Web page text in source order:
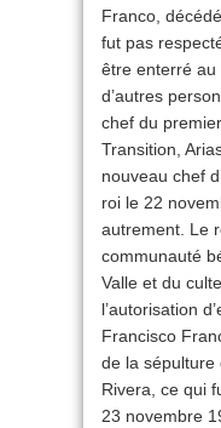
Franco,
fut pas
être enterré au
d’autres
chef du
Transition,
nouveau chef
roi le 22
autrement. Le
communauté
Valle et du
l’autorisation
Francisco
de la sépulture
Rivera, ce qui
23 novembre